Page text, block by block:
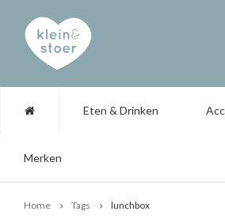
Eten & Drinken
Merken
Home Tags lunchbox